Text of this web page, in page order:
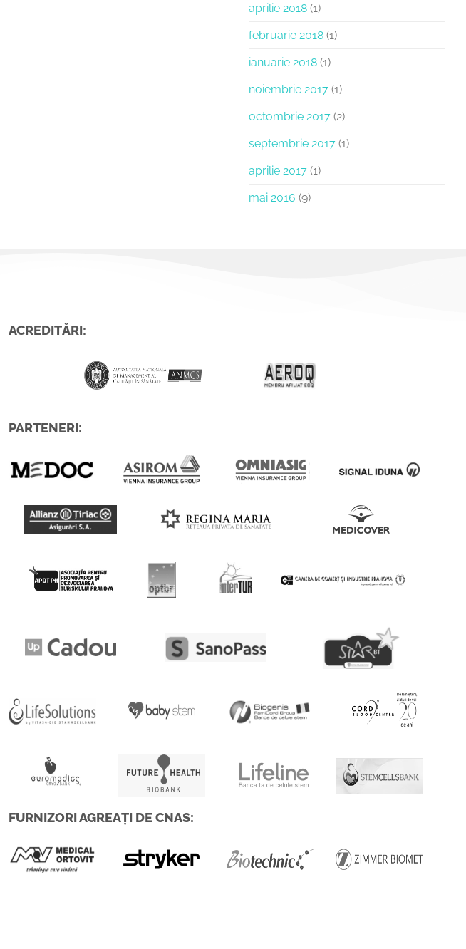
aprilie 2018 (1)
februarie 2018 (1)
ianuarie 2018 (1)
noiembrie 2017 (1)
octombrie 2017 (2)
septembrie 2017 (1)
aprilie 2017 (1)
mai 2016 (9)
ACREDITĂRI:
PARTENERI:
FURNIZORI AGREAȚI DE CNAS: